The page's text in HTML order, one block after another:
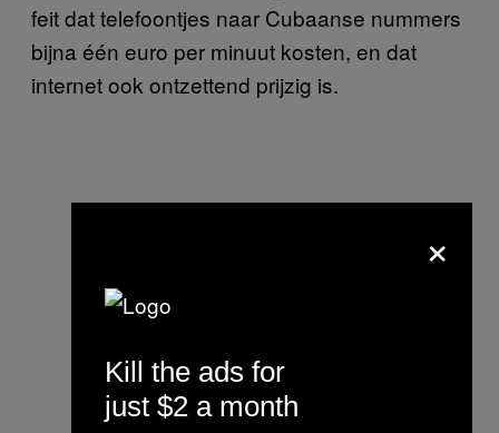
feit dat telefoontjes naar Cubaanse nummers
bijna één euro per minuut kosten, en dat
internet ook ontzettend prijzig is.
×
Kill the ads for
just $2 a month